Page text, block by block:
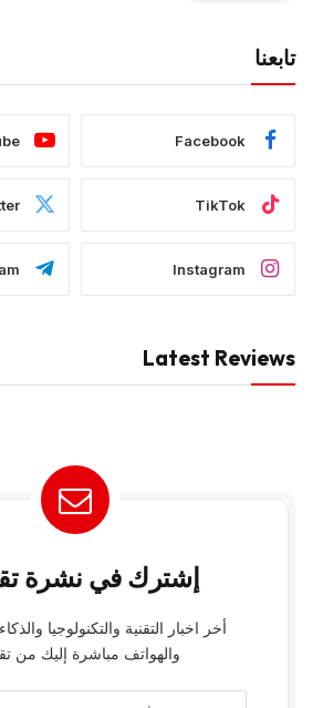
تابعنا
Facebook
TikTok
Instagram
Latest Reviews
إشترك في نشرة
أخر اخبار التقنية والتكنولوجيا
والهواتف مباشرة إليك من